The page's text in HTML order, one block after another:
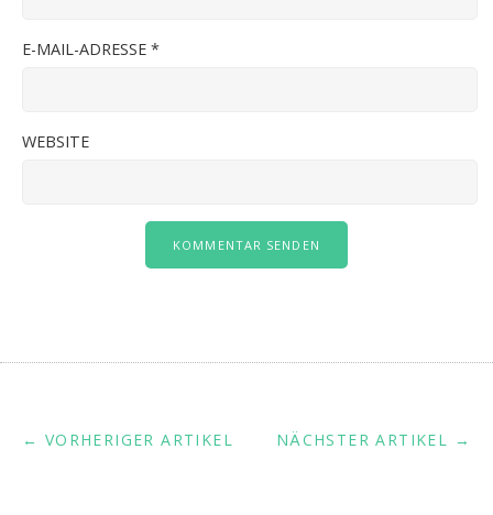
E-MAIL-ADRESSE *
WEBSITE
NÄCHSTER ARTIKEL →
← VORHERIGER ARTIKEL